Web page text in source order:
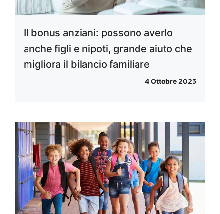
Il bonus anziani: possono averlo
anche figli e nipoti, grande aiuto che
migliora il bilancio familiare
4 Ottobre 2025